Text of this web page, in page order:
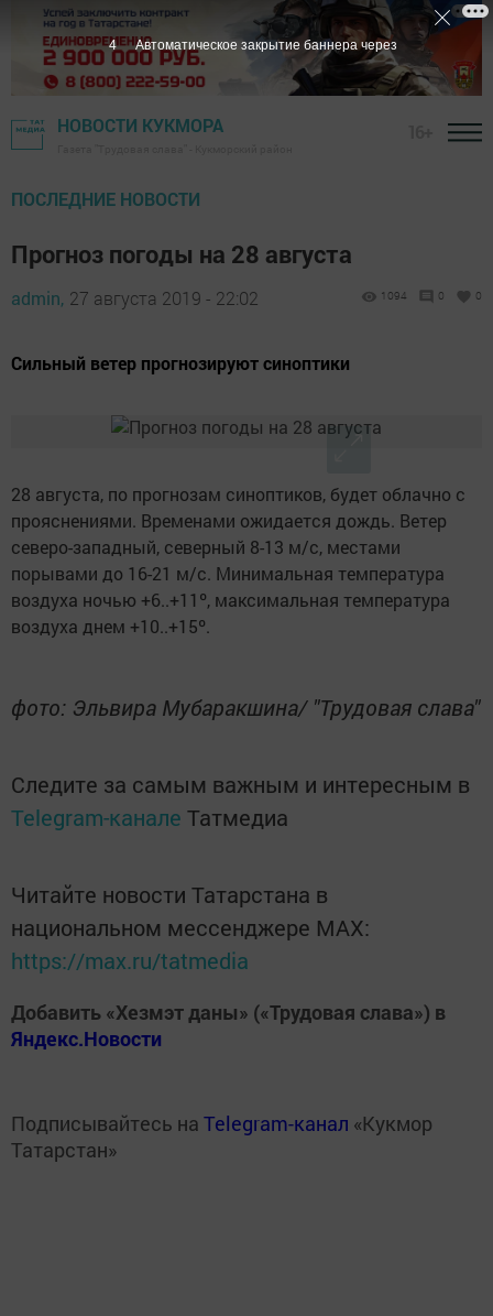
НОВОСТИ КУКМОРА
ПОСЛЕДНИЕ НОВОСТИ
Прогноз погоды на 28 августа
admin, 27 августа 2019 - 22:02 1094 0 0
Сильный ветер прогнозируют синоптики
28 августа, по прогнозам синоптиков, будет облачно с
прояснениями. Временами ожидается дождь. Ветер
северо-западный, северный 8-13 м/с, местами
порывами до 16-21 м/с. Минимальная температура
воздуха ночью +6..+11º, максимальная температура
воздуха днем +10..+15º.
фото: Эльвира Мубаракшина/ "Трудовая слава"
Следите за самым важным и интересным в
Telegram-канале Татмедиа
Читайте новости Татарстана в
национальном мессенджере MАХ:
https://max.ru/tatmedia
Добавить «Хезмэт даны» («Трудовая слава») в
Яндекс.Новости
Подписывайтесь на Telegram-канал «Кукмор
Татарстан»
3 Автоматическое закрытие баннера через